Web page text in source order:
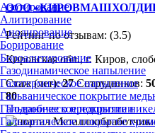
Азотирование
Алитирование
Анодирование
Борирование
Бороалитирование
Газодинамическое напыление
Газотермическое напыление
Гальваническое покрытие
Гальваническое покрытие
Гальваническое покрытие
ООО
Рейтинг по отзывам: (3.5)
Кировская обл., г. Киров,
Стаж (лет):27 Сотрудников:
80
Подробнее о предприятии